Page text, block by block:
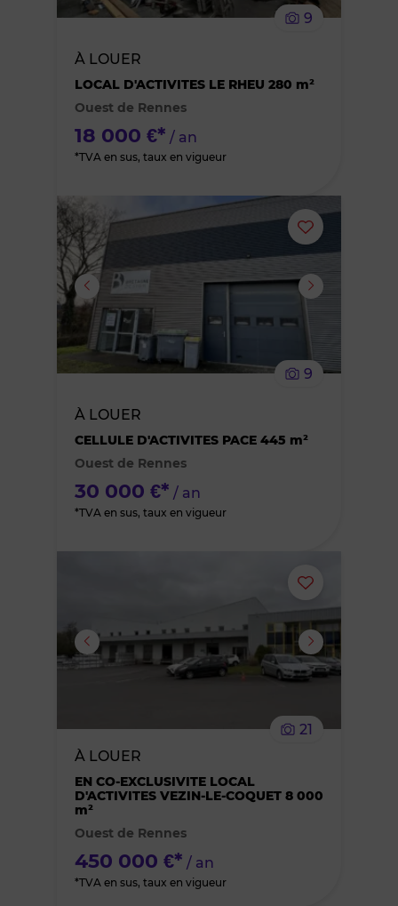
des
9
À LOUER
LOCAL D'ACTIVITES LE RHEU 280 m²
Ouest de Rennes
18 000 €* / an
*TVA en sus, taux en vigueur
Ajouter
ou
9
À LOUER
CELLULE D'ACTIVITES PACE 445 m²
Ouest de Rennes
30 000 €* / an
*TVA en sus, taux en vigueur
Ajouter
ou
supprimer
des
21
À LOUER
EN CO-EXCLUSIVITE LOCAL
D'ACTIVITES VEZIN-LE-COQUET 8 000
m²
Ouest de Rennes
450 000 €* / an
*TVA en sus, taux en vigueur